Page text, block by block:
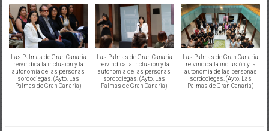
Las Palmas de Gran Canaria
reivindica la inclusión y la
autonomía de las personas
sordociegas. (Ayto. Las
Palmas de Gran Canaria)
Las Palmas de Gran Canaria
reivindica la inclusión y la
autonomía de las personas
sordociegas. (Ayto. Las
Palmas de Gran Canaria)
Las Palmas de Gran Canaria
reivindica la inclusión y la
autonomía de las personas
sordociegas. (Ayto. Las
Palmas de Gran Canaria)